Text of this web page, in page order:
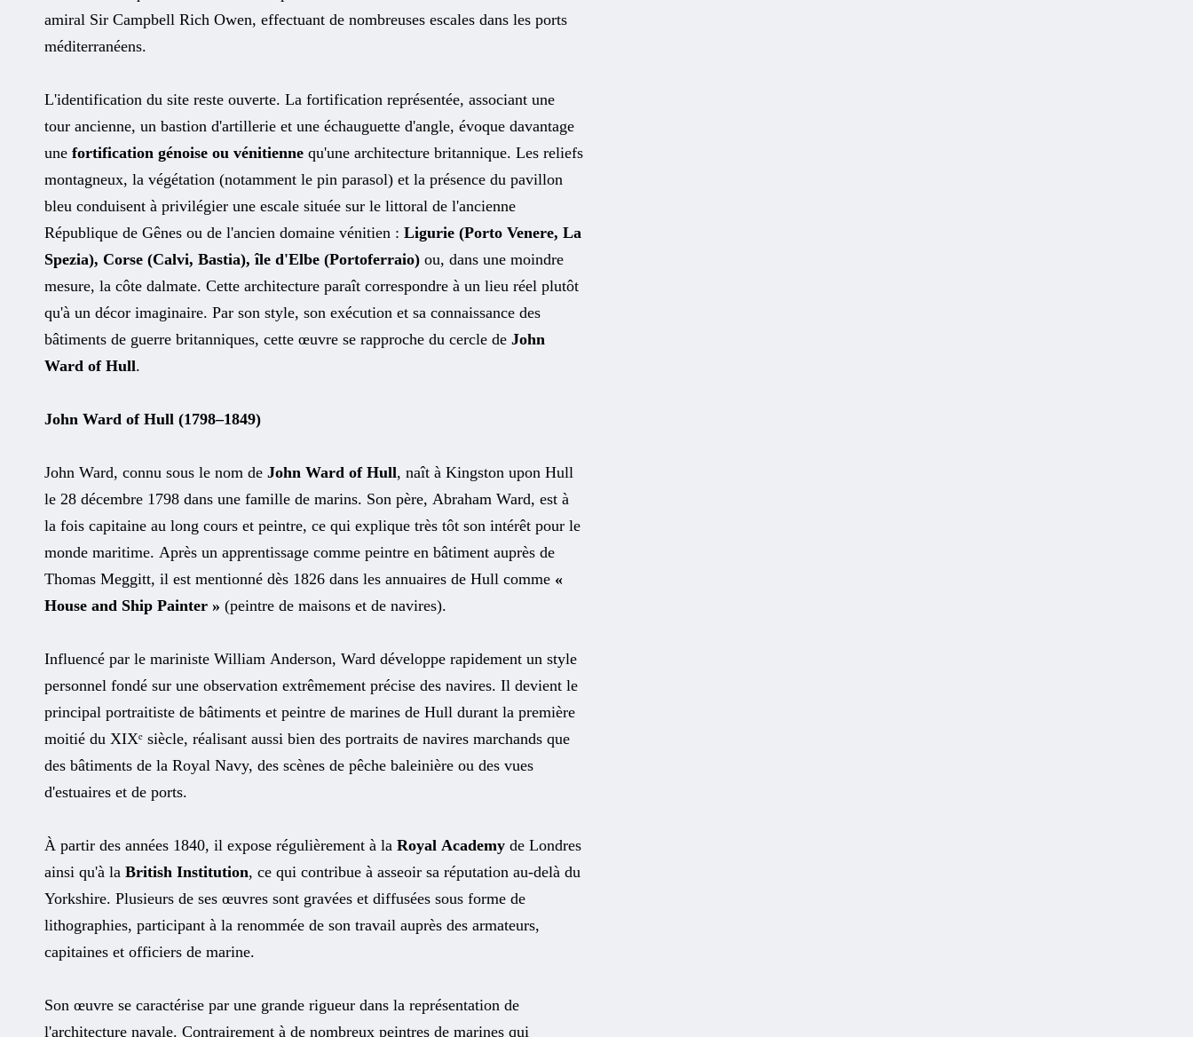
amiral Sir Campbell Rich Owen, effectuant de nombreuses escales dans les ports
méditerranéens.
L'identification du site reste ouverte. La fortification représentée, associant une
tour ancienne, un bastion d'artillerie et une échauguette d'angle, évoque davantage
une fortification génoise ou vénitienne qu'une architecture britannique. Les reliefs
montagneux, la végétation (notamment le pin parasol) et la présence du pavillon
bleu conduisent à privilégier une escale située sur le littoral de l'ancienne
République de Gênes ou de l'ancien domaine vénitien : Ligurie (Porto Venere, La
Spezia), Corse (Calvi, Bastia), île d'Elbe (Portoferraio) ou, dans une moindre
mesure, la côte dalmate. Cette architecture paraît correspondre à un lieu réel plutôt
qu'à un décor imaginaire. Par son style, son exécution et sa connaissance des
bâtiments de guerre britanniques, cette œuvre se rapproche du cercle de John
Ward of Hull.
John Ward of Hull (1798–1849)
John Ward, connu sous le nom de John Ward of Hull, naît à Kingston upon Hull
le 28 décembre 1798 dans une famille de marins. Son père, Abraham Ward, est à
la fois capitaine au long cours et peintre, ce qui explique très tôt son intérêt pour le
monde maritime. Après un apprentissage comme peintre en bâtiment auprès de
Thomas Meggitt, il est mentionné dès 1826 dans les annuaires de Hull comme «
House and Ship Painter » (peintre de maisons et de navires).
Influencé par le mariniste William Anderson, Ward développe rapidement un style
personnel fondé sur une observation extrêmement précise des navires. Il devient le
principal portraitiste de bâtiments et peintre de marines de Hull durant la première
moitié du XIXᵉ siècle, réalisant aussi bien des portraits de navires marchands que
des bâtiments de la Royal Navy, des scènes de pêche baleinière ou des vues
d'estuaires et de ports.
À partir des années 1840, il expose régulièrement à la Royal Academy de Londres
ainsi qu'à la British Institution, ce qui contribue à asseoir sa réputation au-delà du
Yorkshire. Plusieurs de ses œuvres sont gravées et diffusées sous forme de
lithographies, participant à la renommée de son travail auprès des armateurs,
capitaines et officiers de marine.
Son œuvre se caractérise par une grande rigueur dans la représentation de
l'architecture navale. Contrairement à de nombreux peintres de marines qui